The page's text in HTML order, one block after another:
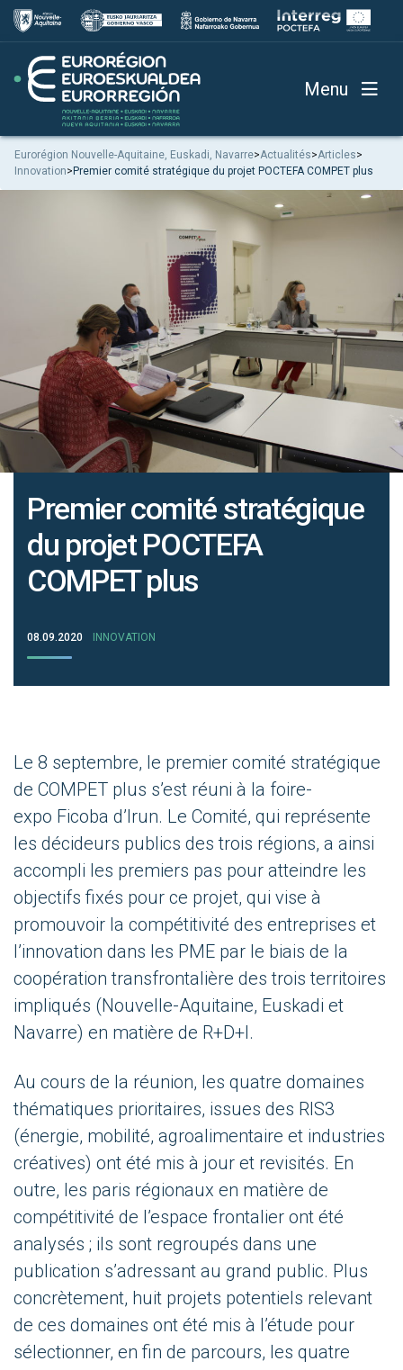
Menu
Eurorégion Nouvelle-Aquitaine, Euskadi, Navarre>Actualités>Articles>
Innovation> Premier comité stratégique du projet POCTEFA COMPET plus
Premier comité stratégique
du projet POCTEFA
COMPET plus
08.09.2020 INNOVATION
Le 8 septembre, le premier comité stratégique
de COMPET plus s’est réuni à la foire-
expo Ficoba d’Irun. Le Comité, qui représente
les décideurs publics des trois régions, a ainsi
accompli les premiers pas pour atteindre les
objectifs fixés pour ce projet, qui vise à
promouvoir la compétitivité des entreprises et
l’innovation dans les PME par le biais de la
coopération transfrontalière des trois territoires
impliqués (Nouvelle-Aquitaine, Euskadi et
Navarre) en matière de R+D+I.
Au cours de la réunion, les quatre domaines
thématiques prioritaires, issues des RIS3
(énergie, mobilité, agroalimentaire et industries
créatives) ont été mis à jour et revisités. En
outre, les paris régionaux en matière de
compétitivité de l’espace frontalier ont été
analysés ; ils sont regroupés dans une
publication s’adressant au grand public. Plus
concrètement, huit projets potentiels relevant
de ces domaines ont été mis à l’étude pour
sélectionner, en fin de parcours, les quatre